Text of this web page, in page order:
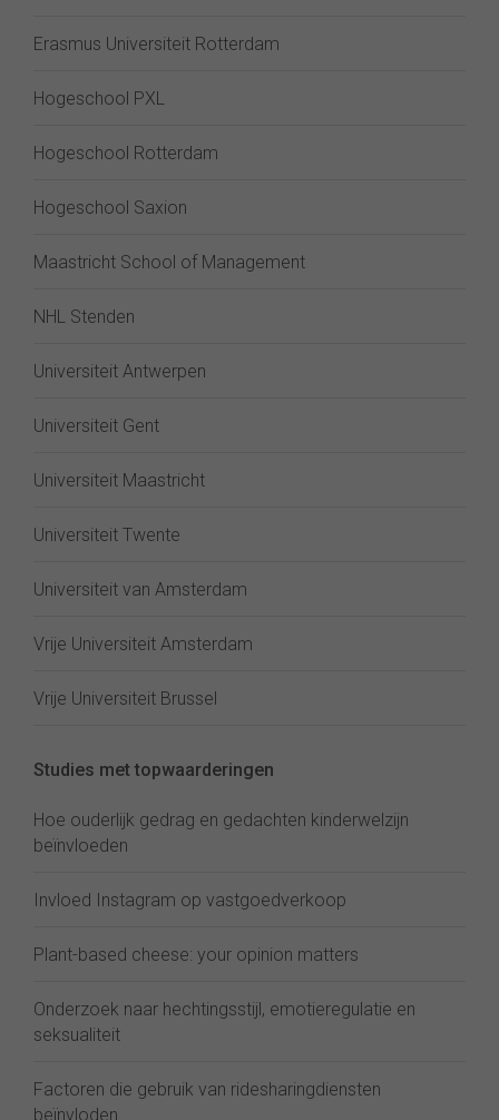
Erasmus Universiteit Rotterdam
Hogeschool PXL
Hogeschool Rotterdam
Hogeschool Saxion
Maastricht School of Management
NHL Stenden
Universiteit Antwerpen
Universiteit Gent
Universiteit Maastricht
Universiteit Twente
Universiteit van Amsterdam
Vrije Universiteit Amsterdam
Vrije Universiteit Brussel
Studies met topwaarderingen
Hoe ouderlijk gedrag en gedachten kinderwelzijn
beïnvloeden
Invloed Instagram op vastgoedverkoop
Plant-based cheese: your opinion matters
Onderzoek naar hechtingsstijl, emotieregulatie en
seksualiteit
Factoren die gebruik van ridesharingdiensten
beïnvloden